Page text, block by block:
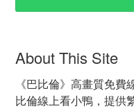
About This Site
《巴比倫》高畫質免
比倫線上看小鴨，提供